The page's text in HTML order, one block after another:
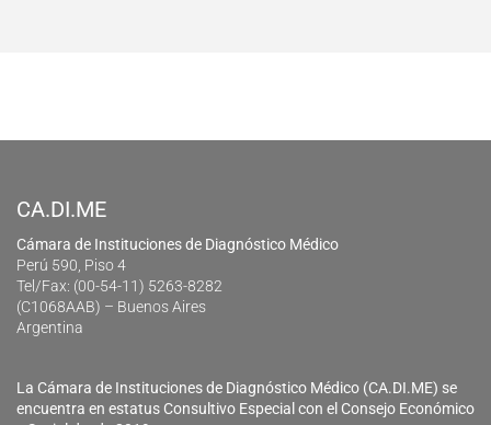
CA.DI.ME
Cámara de Instituciones de Diagnóstico Médico
Perú 590, Piso 4
Tel/Fax: (00-54-11) 5263-8282
(C1068AAB) – Buenos Aires
Argentina
La Cámara de Instituciones de Diagnóstico Médico (CA.DI.ME) se
encuentra en estatus Consultivo Especial con el Consejo Económico